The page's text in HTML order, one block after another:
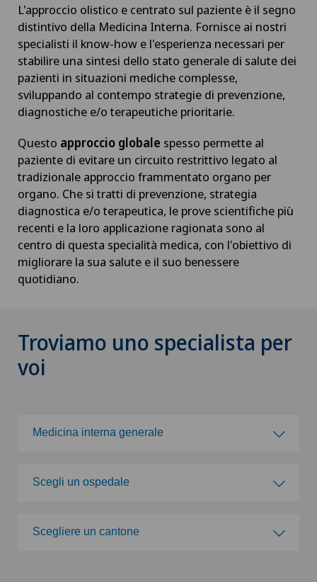
L'approccio olistico e centrato sul paziente è il segno
distintivo della Medicina Interna. Fornisce ai nostri
specialisti il know-how e l'esperienza necessari per
stabilire una sintesi dello stato generale di salute dei
pazienti in situazioni mediche complesse,
sviluppando al contempo strategie di prevenzione,
diagnostiche e/o terapeutiche prioritarie.
Questo approccio globale spesso permette al
paziente di evitare un circuito restrittivo legato al
tradizionale approccio frammentato organo per
organo. Che si tratti di prevenzione, strategia
diagnostica e/o terapeutica, le prove scientifiche più
recenti e la loro applicazione ragionata sono al
centro di questa specialità medica, con l'obiettivo di
migliorare la sua salute e il suo benessere
quotidiano.
Troviamo uno specialista per
voi
Medicina interna generale
Scegli un ospedale
Scegliere un cantone